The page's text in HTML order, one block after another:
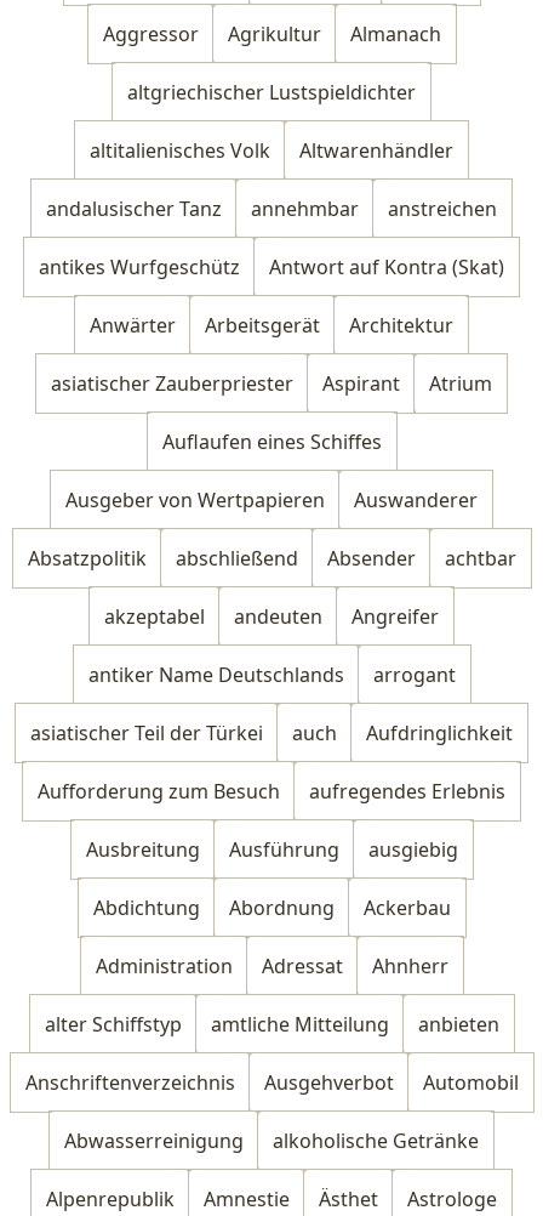
Aggressor Agrikultur Almanach
altgriechischer Lustspieldichter
altitalienisches Volk Altwarenhändler
andalusischer Tanz annehmbar anstreichen
antikes Wurfgeschütz Antwort auf Kontra (Skat)
Anwärter Arbeitsgerät Architektur
asiatischer Zauberpriester Aspirant Atrium
Auflaufen eines Schiffes
Ausgeber von Wertpapieren Auswanderer
Absatzpolitik abschließend Absender achtbar
akzeptabel andeuten Angreifer
antiker Name Deutschlands arrogant
asiatischer Teil der Türkei auch Aufdringlichkeit
Aufforderung zum Besuch aufregendes Erlebnis
Ausbreitung Ausführung ausgiebig
Abdichtung Abordnung Ackerbau
Administration Adressat Ahnherr
alter Schiffstyp amtliche Mitteilung anbieten
Anschriftenverzeichnis Ausgehverbot Automobil
Abwasserreinigung alkoholische Getränke
Alpenrepublik Amnestie Ästhet Astrologe